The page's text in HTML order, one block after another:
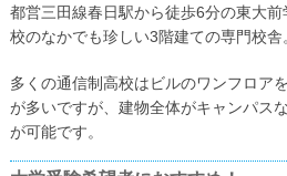
都営三田線春日駅から徒歩6分の東大
校のなかでも珍しい3階建ての専門校舎
多くの通信制高校はビルのワンフロア
が多いですが、建物全体がキャンパス
が可能です。